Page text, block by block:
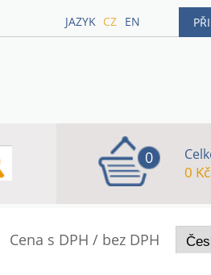
JAZYK CZ EN
0
0 Kč
Cena s DPH / bez DPH